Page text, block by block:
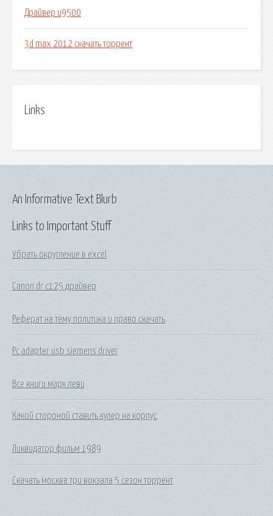
Драйвер u9500
3d max 2012 скачать торрент
Links
Links to Important Stuff
Убрать округление в excel
Canon dr c125 драйвер
Реферат на тему политика и право скачать
Pc adapter usb siemens driver
Все книги марк леви
Какой стороной ставить кулер на корпус
Ликвидатор фильм 1989
Скачать москва три вокзала 5 сезон торрент
An Informative Text Blurb